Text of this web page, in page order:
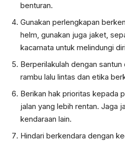
benturan.
Gunakan perlengkapan
helm, gunakan juga jaket,
kacamata untuk melindungi
Berperilakulah dengan santun
rambu lalu lintas dan etika
Berikan hak prioritas kepada
jalan yang lebih rentan. Jaga
kendaraan lain.
Hindari berkendara dengan